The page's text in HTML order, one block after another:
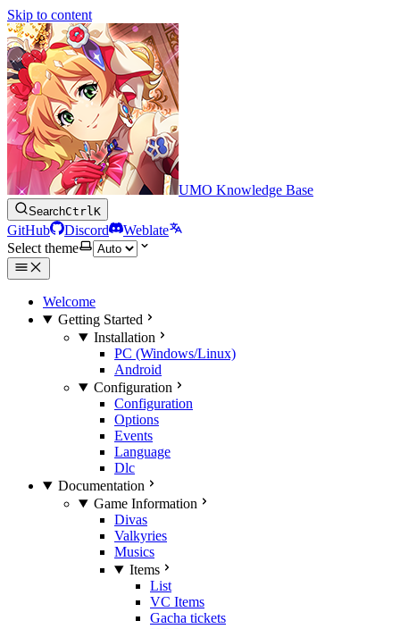
Skip to content
UMO Knowledge Base
SearchCtrlK
GitHub Discord
Weblate
Select theme
Welcome
Getting Started
Installation
PC (Windows/Linux)
Android
Configuration
Configuration
Options
Events
Language
Dlc
Documentation
Game Information
Divas
Valkyries
Musics
Items
List
VC Items
Gacha tickets